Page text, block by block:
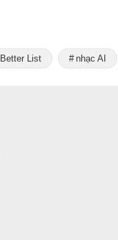
Better List nhạc AI